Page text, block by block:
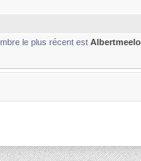
le plus récent est Albertmeelo